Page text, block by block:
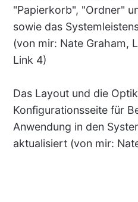
"Papierkorb", "Ordner"
sowie das
(von mir: Nate Graham,
Link 4)
Das Layout und die
Konfigurationsseite für
Anwendung in den
aktualisiert (von mir: